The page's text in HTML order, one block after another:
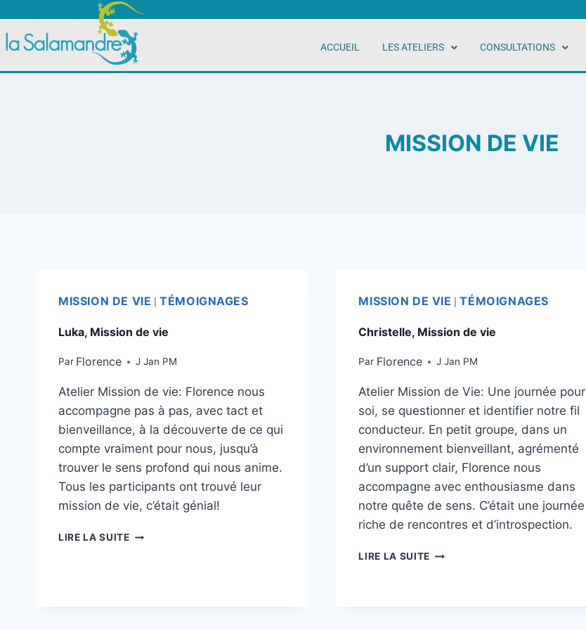
ACCUEIL LES ATELIERS CONSULTATIONS
MISSION DE VIE
MISSION DE VIE |TÉMOIGNAGES
Luka, Mission de vie
Par Florence J Jan PM
Atelier Mission de vie: Florence nous
accompagne pas à pas, avec tact et
bienveillance, à la découverte de ce qui
compte vraiment pour nous, jusqu’à
trouver le sens profond qui nous anime.
Tous les participants ont trouvé leur
mission de vie, c’était génial!
LIRE LA SUITE
MISSION DE VIE |TÉMOIGNAGES
Christelle, Mission de vie
Par Florence J Jan PM
Atelier Mission de Vie: Une journée pour
soi, se questionner et identifier notre fil
conducteur. En petit groupe, dans un
environnement bienveillant, agrémenté
d’un support clair, Florence nous
accompagne avec enthousiasme dans
notre quête de sens. C’était une journée
riche de rencontres et d’introspection.
LIRE LA SUITE